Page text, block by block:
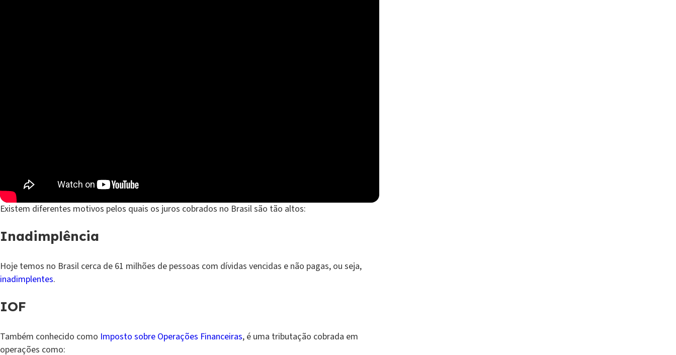
Existem diferentes motivos pelos quais os juros cobrados no Brasil são tão altos:
Inadimplência
Hoje temos no Brasil cerca de 61 milhões de pessoas com dívidas vencidas e não pagas, ou seja,
inadimplentes.
IOF
Também conhecido como Imposto sobre Operações Financeiras, é uma tributação cobrada em
operações como: